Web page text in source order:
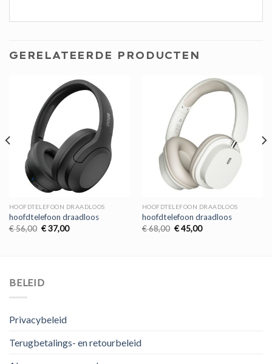
GERELATEERDE PRODUCTEN
HOOFDTELEFOON DRAADLOOS
hoofdtelefoon draadloos
€56,00 Oorspronkelijke
€37,00Huidige
HOOFDTELEFOON DRAADLOOS
hoofdtelefoon draadloos
€68,00 Oorspronkelijke
€45,00Huidige
BELEID
Privacybeleid
Terugbetalings- en retourbeleid